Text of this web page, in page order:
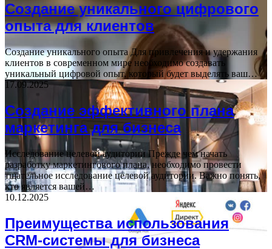
Создание уникального цифрового
опыта для клиентов
Создание уникального опыта Для привлечения и удержания
клиентов в современном мире необходимо создавать
уникальный цифровой опыт, который будет выделять ваш…
17.09.2025
Создание эффективного плана
маркетинга для бизнеса
Исследование целевой аудитории Прежде чем начать
разработку маркетингового плана, необходимо провести
тщательное исследование целевой аудитории. Важно понять,
кто является вашей…
10.12.2025
Преимущества использования
CRM-системы для бизнеса